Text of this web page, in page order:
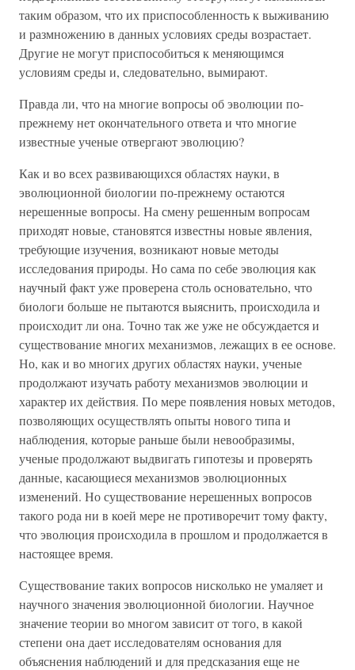
таким образом, что их приспособленность к выживанию
и размножению в данных условиях среды возрастает.
Другие не могут приспособиться к меняющимся
условиям среды и, следовательно, вымирают.
Правда ли, что на многие вопросы об эволюции по-
прежнему нет окончательного ответа и что многие
известные ученые отвергают эволюцию?
Как и во всех развивающихся областях науки, в
эволюционной биологии по-прежнему остаются
нерешенные вопросы. На смену решенным вопросам
приходят новые, становятся известны новые явления,
требующие изучения, возникают новые методы
исследования природы. Но сама по себе эволюция как
научный факт уже проверена столь основательно, что
биологи больше не пытаются выяснить, происходила и
происходит ли она. Точно так же уже не обсуждается и
существование многих механизмов, лежащих в ее основе.
Но, как и во многих других областях науки, ученые
продолжают изучать работу механизмов эволюции и
характер их действия. По мере появления новых методов,
позволяющих осуществлять опыты нового типа и
наблюдения, которые раньше были невообразимы,
ученые продолжают выдвигать гипотезы и проверять
данные, касающиеся механизмов эволюционных
изменений. Но существование нерешенных вопросов
такого рода ни в коей мере не противоречит тому факту,
что эволюция происходила в прошлом и продолжается в
настоящее время.
Существование таких вопросов нисколько не умаляет и
научного значения эволюционной биологии. Научное
значение теории во многом зависит от того, в какой
степени она дает исследователям основания для
объяснения наблюдений и для предсказания еще не